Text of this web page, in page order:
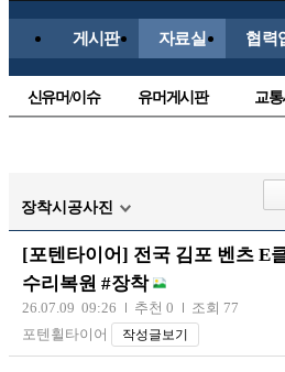
게시판 자료실 협력
신유머/이슈 유머게시판 교
레이
군사/무기
오토바이
장착시공사진
[포텐타이어] 전국 김포 벤츠 E
수리복원 #장착
26.07.09 09:26 추천 0
조회 77
포텐휠타이어
작성글보기